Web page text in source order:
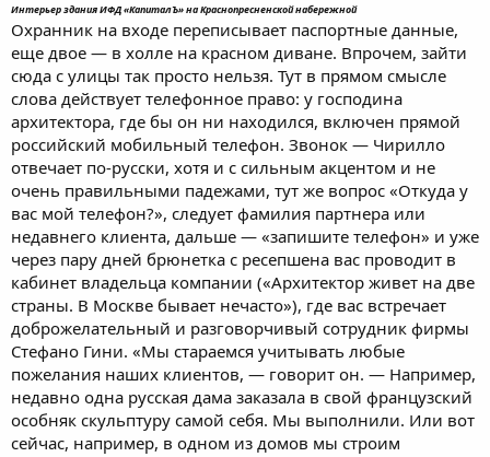
Интерьер здания ИФД «КапиталЪ» на Краснопресненской набережной
Охранник на входе переписывает паспортные данные,
еще двое — в холле на красном диване. Впрочем, зайти
сюда с улицы так просто нельзя. Тут в прямом смысле
слова действует телефонное право: у господина
архитектора, где бы он ни находился, включен прямой
российский мобильный телефон. Звонок — Чирилло
отвечает по-русски, хотя и с сильным акцентом и не
очень правильными падежами, тут же вопрос «Откуда у
вас мой телефон?», следует фамилия партнера или
недавнего клиента, дальше — «запишите телефон» и уже
через пару дней брюнетка с ресепшена вас проводит в
кабинет владельца компании («Архитектор живет на две
страны. В Москве бывает нечасто»), где вас встречает
доброжелательный и разговорчивый сотрудник фирмы
Стефано Гини. «Мы стараемся учитывать любые
пожелания наших клиентов, — говорит он. — Например,
недавно одна русская дама заказала в свой французский
особняк скульптуру самой себя. Мы выполнили. Или вот
сейчас, например, в одном из домов мы строим